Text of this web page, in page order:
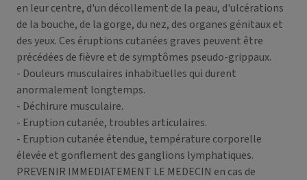
en leur centre, d'un décollement de la peau, d'ulcérations
de la bouche, de la gorge, du nez, des organes génitaux et
des yeux. Ces éruptions cutanées graves peuvent être
précédées de fièvre et de symptômes pseudo-grippaux.
- Douleurs musculaires inhabituelles qui durent
anormalement longtemps.
- Déchirure musculaire.
- Eruption cutanée, troubles articulaires.
- Eruption cutanée étendue, température corporelle
élevée et gonflement des ganglions lymphatiques.
PREVENIR IMMEDIATEMENT LE MEDECIN en cas de